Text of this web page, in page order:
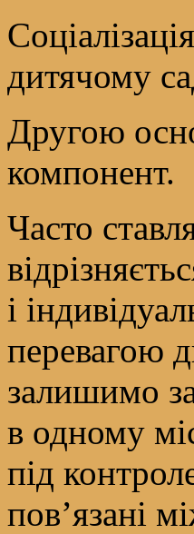
дитячому
Другою
компонент.
Часто
і
перевагою
залишимо
в одному
під
пов’язані